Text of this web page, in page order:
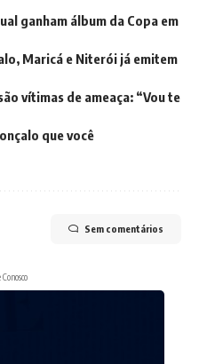
ganham álbum da Copa em
Maricá e Niterói já emitem
vítimas de ameaça: “Vou te
que você
Sem comentários